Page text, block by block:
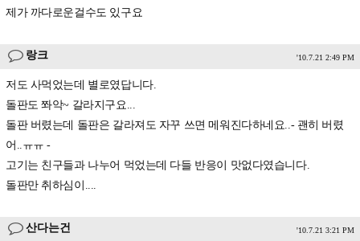
제가 까다로운걸수도 있구요
랑크 '10.7.21 2:49 PM
저도 사먹었는데 별로였답니다.
돌판도 쫘악~ 갈라지구요...
돌판 버렸는데 돌판은 갈라져도 자꾸 쓰면 메워진다하네요..- 괜히 버렸
어..ㅠㅠ -
고기는 친구들과 나누어 먹었는데 다들 반응이 맛없다였습니다.
돌판만 취하심이....
산다는건 '10.7.21 3:21 PM